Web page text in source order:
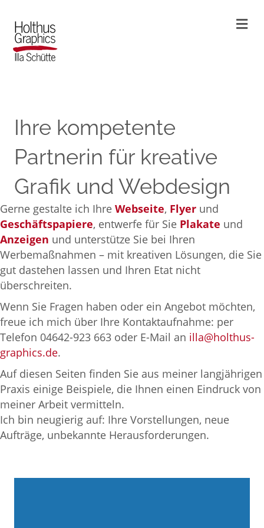
Ihre kompetente
Partnerin für kreative
Grafik und Webdesign
Gerne gestalte ich Ihre Webseite, Flyer und
Geschäftspapiere, entwerfe für Sie Plakate und
Anzeigen und unterstütze Sie bei Ihren
Werbemaßnahmen – mit kreativen Lösungen, die Sie
gut dastehen lassen und Ihren Etat nicht
überschreiten.
Wenn Sie Fragen haben oder ein Angebot möchten,
freue ich mich über Ihre Kontaktaufnahme: per
Telefon 04642-923 663 oder E-Mail an illa@holthus-
graphics.de.
Auf diesen Seiten finden Sie aus meiner langjährigen
Praxis einige Beispiele, die Ihnen einen Eindruck von
meiner Arbeit vermitteln.
Ich bin neugierig auf: Ihre Vorstellungen, neue
Aufträge, unbekannte Herausforderungen.